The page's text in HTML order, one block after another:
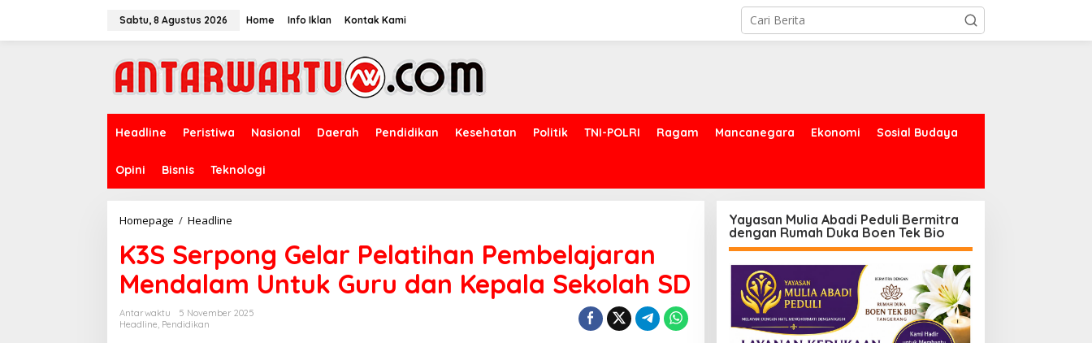
Sabtu, 8 Agustus 2026 Home Info Iklan Kontak Kami
Headline Peristiwa Nasional Daerah Pendidikan Kesehatan Politik TNI-POLRI Ragam Mancanegara Ekonomi Sosial Budaya
Opini Bisnis Teknologi
Homepage / Headline
Gelar
Pelatihan
Pembelajaran
Mendalam
Untuk
K3S Serpong Gelar Pelatihan Pembelajaran
Mendalam Untuk Guru dan Kepala Sekolah SD
Antarwaktu
5 November 2025
Headline, Pendidikan
Yayasan Mulia Abadi Peduli Bermitra
dengan Rumah Duka Boen Tek Bio